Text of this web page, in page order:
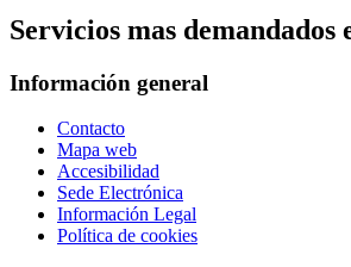
Servicios mas demandados
Información general
Contacto
Mapa web
Accesibilidad
Sede Electrónica
Información Legal
Política de cookies